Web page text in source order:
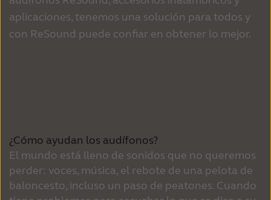
aplicaciones, tenemos una solución para todos y
con ReSound puede confiar en obtener lo mejor.
¿Cómo ayudan los audífonos?
El mundo está lleno de sonidos que no queremos
perder: voces, música, el rebote de una pelota de
baloncesto, incluso un paso de peatones. Cuando